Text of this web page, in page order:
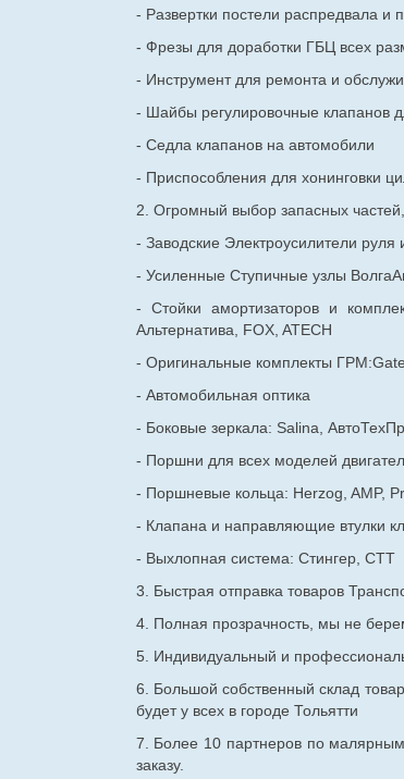
- Развертки постели распредвала и
- Фрезы для доработки ГБЦ всех
- Инструмент для ремонта и
- Шайбы регулировочные клапанов
- Седла клапанов на автомобили
- Приспособления для хонинговки
2. Огромный выбор запасных
- Заводские Электроусилители
- Усиленные Ступичные узлы
- Стойки амортизаторов и
Альтернатива, FOX, ATECH
- Оригинальные комплекты
- Автомобильная оптика
- Боковые зеркала: Salina,
- Поршни для всех моделей
- Поршневые кольца: Herzog, AMP,
- Клапана и направляющие втулки
- Выхлопная система: Стингер, СТТ
3. Быстрая отправка товаров
4. Полная прозрачность, мы не
5. Индивидуальный и
6. Большой собственный склад
будет у всех в городе Тольятти
7. Более 10 партнеров по малярным
заказу.